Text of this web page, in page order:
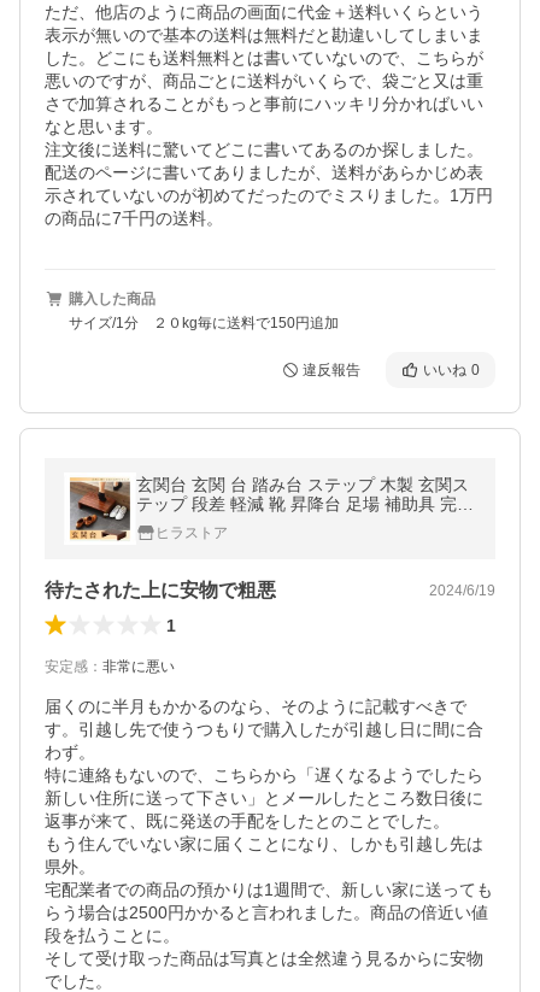
ただ、他店のように商品の画面に代金＋送料いくらという
表示が無いので基本の送料は無料だと勘違いしてしまいま
した。どこにも送料無料とは書いていないので、こちらが
悪いのですが、商品ごとに送料がいくらで、袋ごと又は重
さで加算されることがもっと事前にハッキリ分かればいい
なと思います。
注文後に送料に驚いてどこに書いてあるのか探しました。
配送のページに書いてありましたが、送料があらかじめ表
示されていないのが初めてだったのでミスりました。1万円
の商品に7千円の送料。
購入した商品
サイズ/1分 ２０kg毎に送料で150円追加
違反報告 いいね 0
玄関台 玄関 台 踏み台 ステップ 木製 玄関ス
テップ 段差 軽減 靴 昇降台 足場 補助具 完成
品 おしゃれ 立ち上がり 高齢者
ヒラストア
待たされた上に安物で粗悪 2024/6/19
1
安定感 ： 非常に悪い
届くのに半月もかかるのなら、そのように記載すべきで
す。引越し先で使うつもりで購入したが引越し日に間に合
わず。
特に連絡もないので、こちらから「遅くなるようでしたら
新しい住所に送って下さい」とメールしたところ数日後に
返事が来て、既に発送の手配をしたとのことでした。
もう住んでいない家に届くことになり、しかも引越し先は
県外。
宅配業者での商品の預かりは1週間で、新しい家に送っても
らう場合は2500円かかると言われました。商品の倍近い値
段を払うことに。
そして受け取った商品は写真とは全然違う見るからに安物
でした。